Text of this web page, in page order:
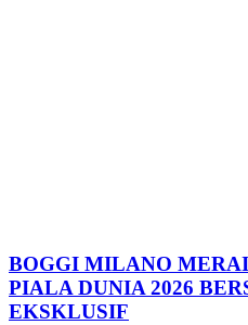
BOGGI MILANO
PIALA DUNIA 2026
EKSKLUSIF